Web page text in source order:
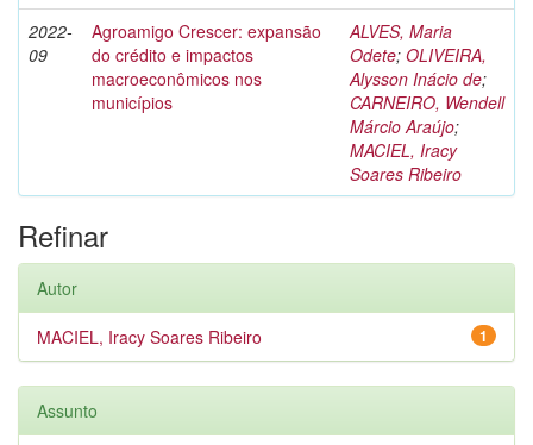
2022-
09
Agroamigo Crescer: expansão
do crédito e impactos
macroeconômicos nos
municípios
ALVES, Maria
Odete; OLIVEIRA,
Alysson Inácio de;
CARNEIRO, Wendell
Márcio Araújo;
MACIEL, Iracy
Soares Ribeiro
Refinar
Autor
1
MACIEL, Iracy Soares Ribeiro
Assunto